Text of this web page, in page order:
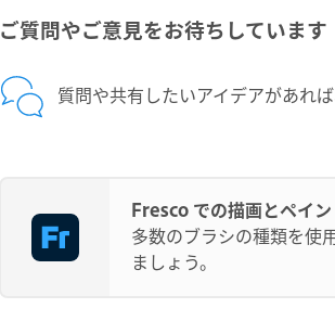
ご質問やご意見をお待ちしています
質問や共有したいアイデアがあれば
Fresco での描画とペイン
多数のブラシの種類を使
ましょう。